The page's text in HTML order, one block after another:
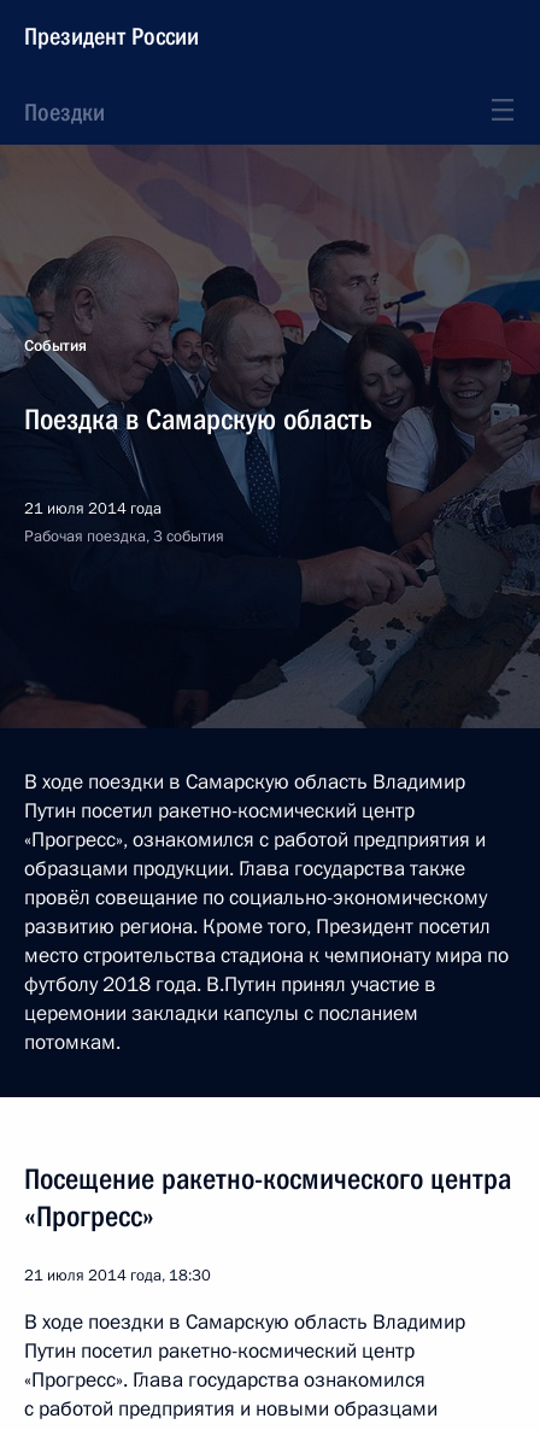
Президент России
Поездки
События
Поездка в Самарскую область
21 июля 2014 года
Рабочая поездка, 3 события
В ходе поездки в Самарскую область Владимир
Путин посетил ракетно-космический центр
«Прогресс», ознакомился с работой предприятия и
образцами продукции. Глава государства также
провёл совещание по социально-экономическому
развитию региона. Кроме того, Президент посетил
место строительства стадиона к чемпионату мира по
футболу 2018 года. В.Путин принял участие в
церемонии закладки капсулы с посланием
потомкам.
Посещение ракетно-космического центра
«Прогресс»
21 июля 2014 года, 18:30
В ходе поездки в Самарскую область Владимир
Путин посетил ракетно-космический центр
«Прогресс». Глава государства ознакомился
с работой предприятия и новыми образцами